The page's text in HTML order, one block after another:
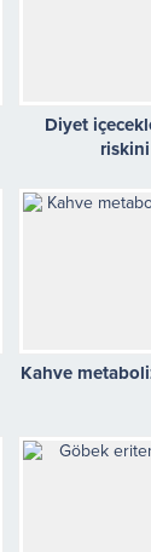
Diyet
riskini
Kahve